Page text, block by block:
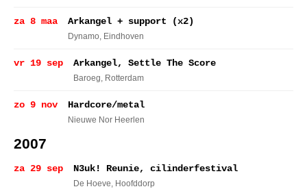
za 8 maa Arkangel + support (x2)
Dynamo, Eindhoven
vr 19 sep Arkangel, Settle The Score
Baroeg, Rotterdam
zo 9 nov Hardcore/metal
Nieuwe Nor Heerlen
2007
za 29 sep N3uk! Reunie, cilinderfestival
De Hoeve, Hoofddorp